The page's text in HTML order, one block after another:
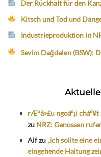
Der Rückhalt für den
Kitsch und Tod und
Industrieproduktion in
Sevim Dağdelen (BSW):
rÆ°á»£u ngoáº¡i
zu NRZ: Genossen
Alfzu „Ich sollte eine
eingehende Haltung